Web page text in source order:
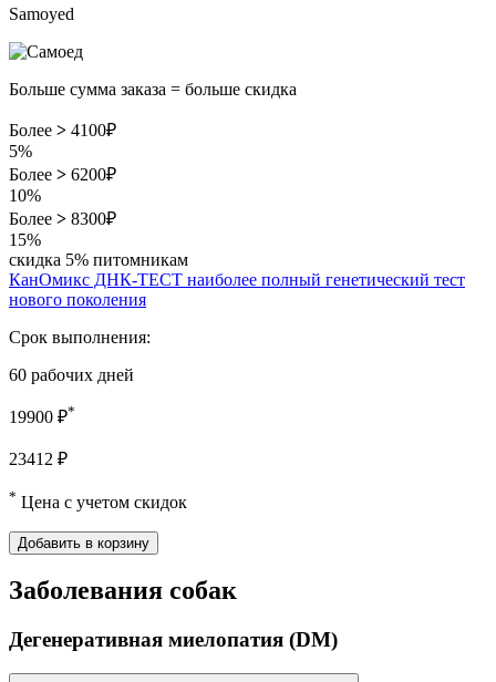
Samoyed
Больше сумма заказа = больше скидка
Более > 4100₽
5%
Более > 6200₽
10%
Более > 8300₽
15%
скидка 5% питомникам
КанОмикс ДНК-ТЕСТ наиболее полный генетический тест
нового поколения
Срок выполнения:
60 рабочих дней
19900 ₽*
23412 ₽
* Цена с учетом скидок
Добавить в корзину
Заболевания собак
Дегенеративная миелопатия (DM)